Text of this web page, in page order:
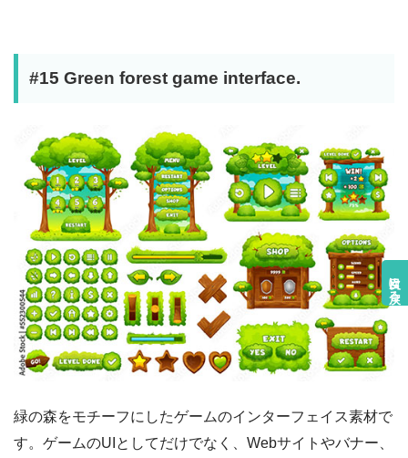
目次に戻る
#15 Green forest game interface.
緑の森をモチーフにしたゲームのインターフェイス素材で
す。ゲームのUIとしてだけでなく、Webサイトやバナー、